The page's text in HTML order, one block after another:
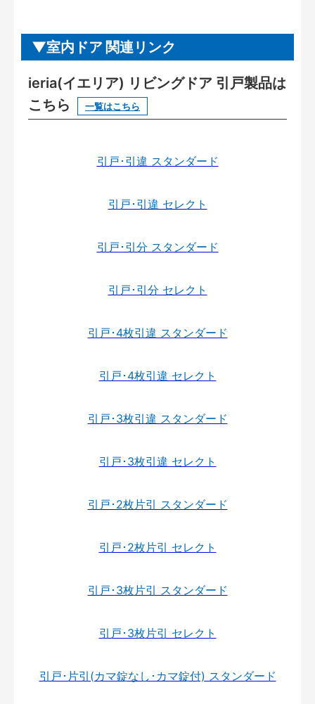
室内ドア 関連リンク
ieria(イエリア) リビングドア 引戸製品は
こちら
一覧はこちら
引戸･引違 スタンダード
引戸･引違 セレクト
引戸･引分 スタンダード
引戸･引分 セレクト
引戸･4枚引違 スタンダード
引戸･4枚引違 セレクト
引戸･3枚引違 スタンダード
引戸･3枚引違 セレクト
引戸･2枚片引 スタンダード
引戸･2枚片引 セレクト
引戸･3枚片引 スタンダード
引戸･3枚片引 セレクト
引戸･片引(カマ錠なし･カマ錠付) スタンダード